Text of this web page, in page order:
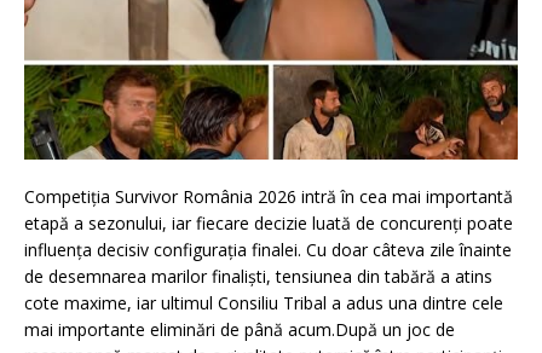
Competiția Survivor România 2026 intră în cea mai importantă
etapă a sezonului, iar fiecare decizie luată de concurenți poate
influența decisiv configurația finalei. Cu doar câteva zile înainte
de desemnarea marilor finaliști, tensiunea din tabără a atins
cote maxime, iar ultimul Consiliu Tribal a adus una dintre cele
mai importante eliminări de până acum.După un joc de